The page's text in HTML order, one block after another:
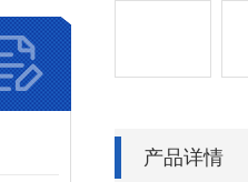
产品详情